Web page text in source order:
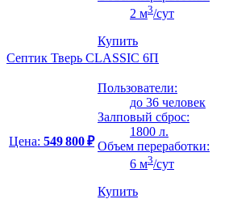
2 м3/сут
Купить
Септик Тверь CLASSIC 6П
Цена: 549 800 ₽
Пользователи:
до 36 человек
Залповый сброс:
1800 л.
Объем переработки:
6 м3/сут
Купить